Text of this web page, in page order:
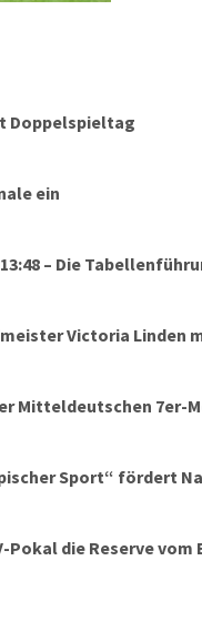
Doppelspieltag
ein
– Die
Victoria Linden
Mitteldeutschen 7er-
Sport“ fördert
Pokal die Reserve vom